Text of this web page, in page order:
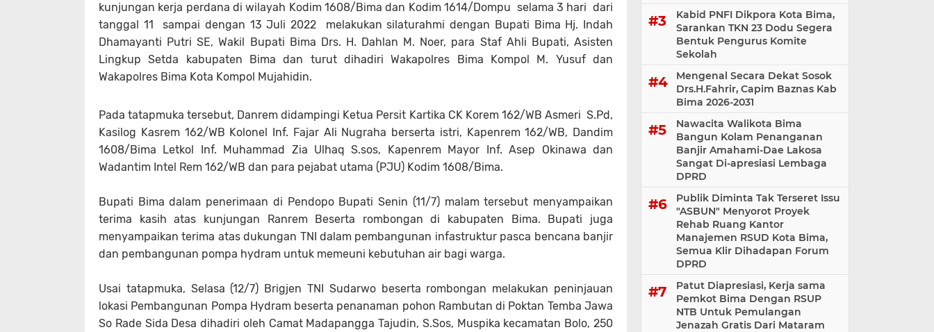
kunjungan kerja perdana di wilayah Kodim 1608/Bima dan Kodim 1614/Dompu selama 3 hari dari
tanggal 11 sampai dengan 13 Juli 2022 melakukan silaturahmi dengan Bupati Bima Hj. Indah
Dhamayanti Putri SE, Wakil Bupati Bima Drs. H. Dahlan M. Noer, para Staf Ahli Bupati, Asisten
Lingkup Setda kabupaten Bima dan turut dihadiri Wakapolres Bima Kompol M. Yusuf dan
Wakapolres Bima Kota Kompol Mujahidin.
Pada tatapmuka tersebut, Danrem didampingi Ketua Persit Kartika CK Korem 162/WB Asmeri S.Pd,
Kasilog Kasrem 162/WB Kolonel Inf. Fajar Ali Nugraha berserta istri, Kapenrem 162/WB, Dandim
1608/Bima Letkol Inf. Muhammad Zia Ulhaq S.sos, Kapenrem Mayor Inf. Asep Okinawa dan
Wadantim Intel Rem 162/WB dan para pejabat utama (PJU) Kodim 1608/Bima.
Bupati Bima dalam penerimaan di Pendopo Bupati Senin (11/7) malam tersebut menyampaikan
terima kasih atas kunjungan Ranrem Beserta rombongan di kabupaten Bima. Bupati juga
menyampaikan terima atas dukungan TNI dalam pembangunan infastruktur pasca bencana banjir
dan pembangunan pompa hydram untuk memeuni kebutuhan air bagi warga.
Usai tatapmuka, Selasa (12/7) Brigjen TNI Sudarwo beserta rombongan melakukan peninjauan
lokasi Pembangunan Pompa Hydram beserta penanaman pohon Rambutan di Poktan Temba Jawa
So Rade Sida Desa dihadiri oleh Camat Madapangga Tajudin, S.Sos, Muspika kecamatan Bolo, 250
Kabid PNFI Dikpora Kota Bima,
Sarankan TKN 23 Dodu Segera
Bentuk Pengurus Komite
Sekolah
Mengenal Secara Dekat Sosok
Drs.H.Fahrir, Capim Baznas Kab
Bima 2026-2031
Nawacita Walikota Bima
Bangun Kolam Penanganan
Banjir Amahami-Dae Lakosa
Sangat Di-apresiasi Lembaga
DPRD
Publik Diminta Tak Terseret Issu
"ASBUN" Menyorot Proyek
Rehab Ruang Kantor
Manajemen RSUD Kota Bima,
Semua Klir Dihadapan Forum
DPRD
Patut Diapresiasi, Kerja sama
Pemkot Bima Dengan RSUP
NTB Untuk Pemulangan
Jenazah Gratis Dari Mataram